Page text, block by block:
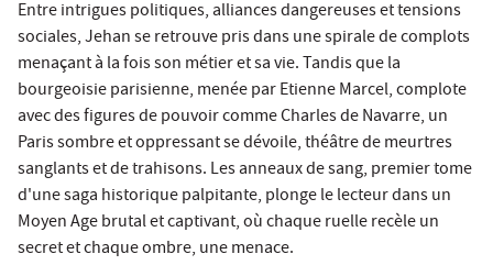
Entre intrigues politiques, alliances dangereuses et tensions
sociales, Jehan se retrouve pris dans une spirale de complots
menaçant à la fois son métier et sa vie. Tandis que la
bourgeoisie parisienne, menée par Etienne Marcel, complote
avec des figures de pouvoir comme Charles de Navarre, un
Paris sombre et oppressant se dévoile, théâtre de meurtres
sanglants et de trahisons. Les anneaux de sang, premier tome
d'une saga historique palpitante, plonge le lecteur dans un
Moyen Age brutal et captivant, où chaque ruelle recèle un
secret et chaque ombre, une menace.